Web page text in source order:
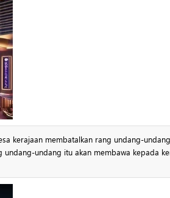
kerajaan membatalkan rang undang-
undang itu akan membawa kepada